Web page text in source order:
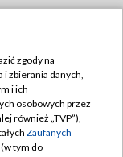
zgody na
zbierania danych,
i ich
osobowych przez
również „TVP”),
Zaufanych
tym do